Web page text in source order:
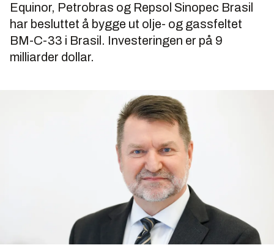
Equinor, Petrobras og Repsol Sinopec Brasil
har besluttet å bygge ut olje- og gassfeltet
BM-C-33 i Brasil. Investeringen er på 9
milliarder dollar.